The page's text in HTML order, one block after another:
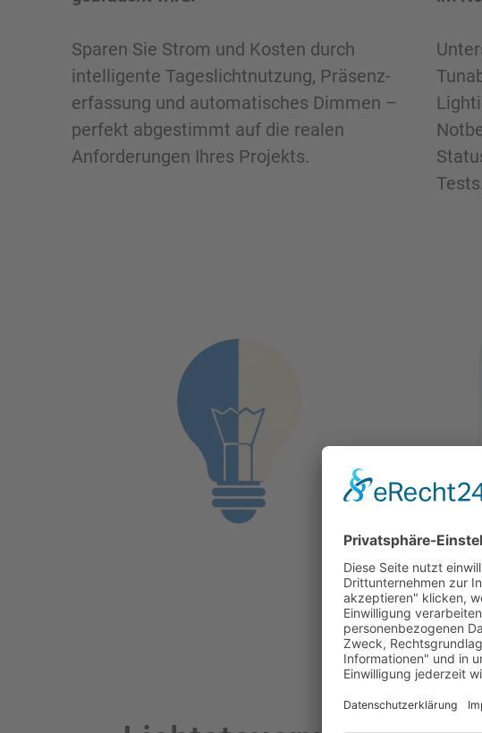
Sparen Sie Strom und Kosten durch
intelligente Tageslichtnutzung, Präsenz­
erfassung und automatisches Dimmen –
perfekt abgestimmt auf die realen
Anforderungen Ihres Projekts.